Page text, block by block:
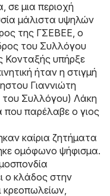
σε μια περιοχή
μάλιστα υψηλών
της ΓΣΕΒΕΕ, ο
του Συλλόγου
Κονταξής υπήρξε
ήταν η στιγμή
Γιαννιώτη
του Συλλόγου) Λάκη
που παρέλαβε ο γιος
καίρια ζητήματα
ομόφωνο ψήφισμα.
ο κλάδος στην
κρεοπωλείων,